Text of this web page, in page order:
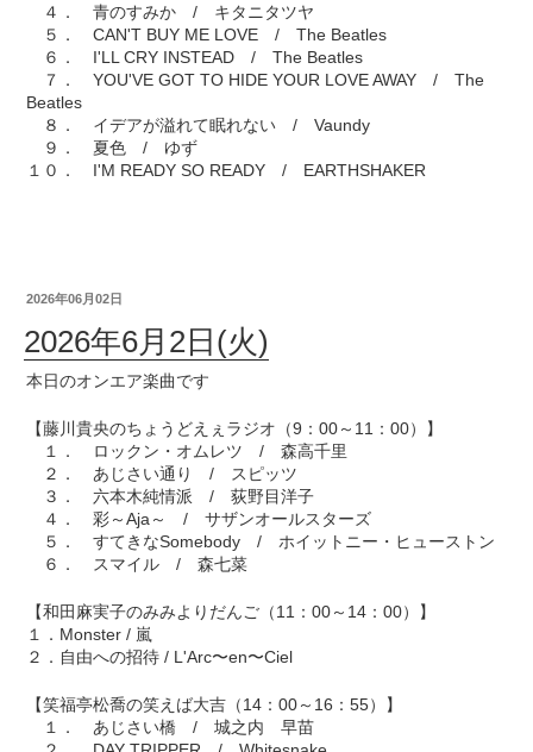
４． 青のすみか / キタニタツヤ
５． CAN'T BUY ME LOVE / The Beatles
６． I'LL CRY INSTEAD / The Beatles
７． YOU'VE GOT TO HIDE YOUR LOVE AWAY / The
Beatles
８． イデアが溢れて眠れない / Vaundy
９． 夏色 / ゆず
１０． I'M READY SO READY / EARTHSHAKER
2026年06月02日
2026年6月2日(火)
本日のオンエア楽曲です
【藤川貴央のちょうどえぇラジオ（9：00～11：00）】
１． ロックン・オムレツ / 森高千里
２． あじさい通り / スピッツ
３． 六本木純情派 / 荻野目洋子
４． 彩～Aja～ / サザンオールスターズ
５． すてきなSomebody / ホイットニー・ヒューストン
６． スマイル / 森七菜
【和田麻実子のみみよりだんご（11：00～14：00）】
１．Monster / 嵐
２．自由への招待 / L'Arc〜en〜Ciel
【笑福亭松喬の笑えば大吉（14：00～16：55）】
１． あじさい橋 / 城之内 早苗